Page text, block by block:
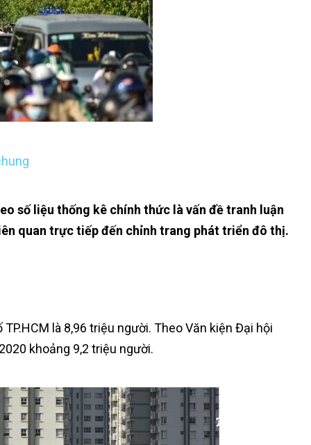
số liệu thống kê chính thức là vấn đề tranh luận
quan trực tiếp đến chỉnh trang phát triển đô thị.
là 8,96 triệu người. Theo Văn kiện Đại hội
khoảng 9,2 triệu người.